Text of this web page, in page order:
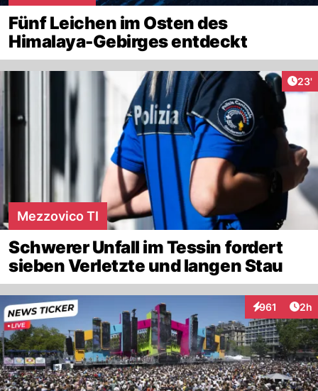
Fünf Leichen im Osten des
Himalaya-Gebirges entdeckt
23'
Mezzovico TI
Schwerer Unfall im Tessin fordert
sieben Verletzte und langen Stau
961
Interaktionen
2h